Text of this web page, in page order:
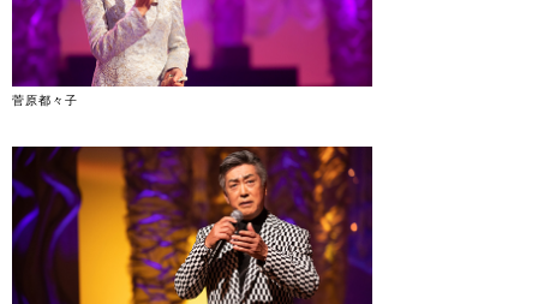
菅原都々子